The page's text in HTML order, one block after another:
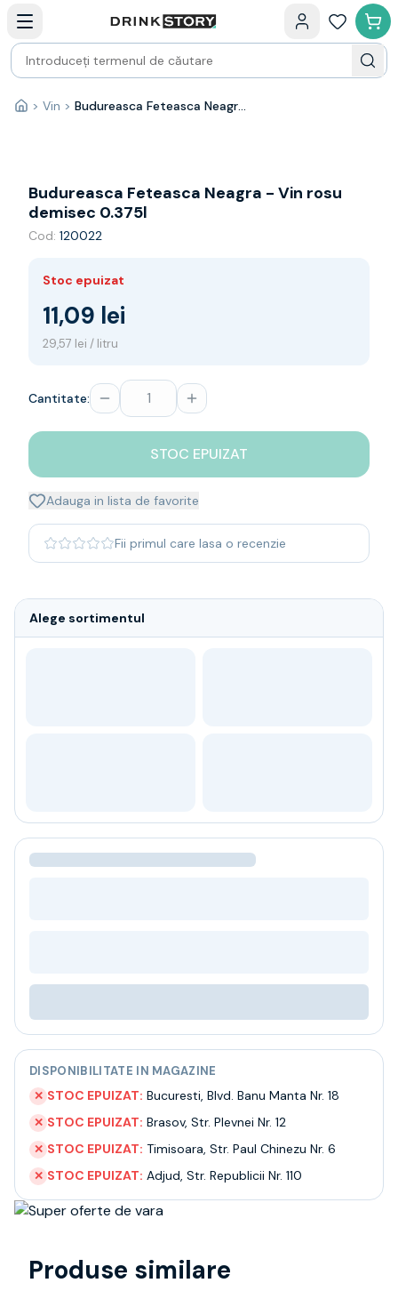
Bauturi fine — selectie
Produse Noi
Cosuri cadou
Pachete & Cadouri
Vin
Franta
Spania
Africa de Sud
Germania
Noua Zeelanda
Spumante
Sampanie
Single malt
Japanese
Bourbon
Blanded Japanese
Canadian
Rom
Vodka
Ceai
Bacanie
BLACK FRIDAY
Contact
Livrare
Termeni si conditii
Politica de confidentialitate
Intrebari frecvente
Acasă
> Vin > Budureasca Feteasca Neagra - Vin rosu demisec 0.375l
Budureasca Feteasca Neagra - Vin rosu
demisec 0.375l
Cod: 120022
Stoc epuizat
11,09 lei
29,57 lei / litru
Cantitate:
STOC EPUIZAT
Adauga in lista de favorite
Fii primul care lasa o recenzie
Alege sortimentul
DISPONIBILITATE IN MAGAZINE
✕ STOC EPUIZAT: Bucuresti, Blvd. Banu Manta Nr. 18
✕ STOC EPUIZAT: Brasov, Str. Plevnei Nr. 12
✕ STOC EPUIZAT: Timisoara, Str. Paul Chinezu Nr. 6
✕ STOC EPUIZAT: Adjud, Str. Republicii Nr. 110
Produse similare